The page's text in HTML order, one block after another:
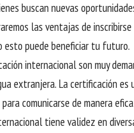
buscan nuevas
las ventajas de inscribirse
esto puede beneficiar tu futuro.
internacional son muy
extranjera. La certificación
comunicarse de manera
tiene validez en